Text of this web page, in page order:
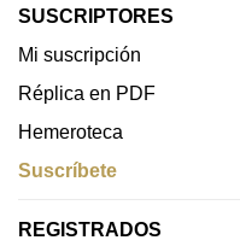
SUSCRIPTORES
Mi suscripción
Réplica en PDF
Hemeroteca
Suscríbete
REGISTRADOS